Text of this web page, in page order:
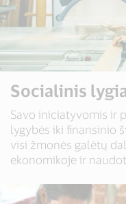
Socialinis
Savo iniciatyvomis ir
lygybės iki finansinio
visi žmonės galėtų
ekonomikoje ir